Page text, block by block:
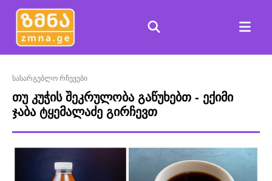
სასარგებლო რჩევები
თუ კუჭის შეკრულობა გაწუხებთ - ექიმი
ჯაბა ტყემალაძე გირჩევთ